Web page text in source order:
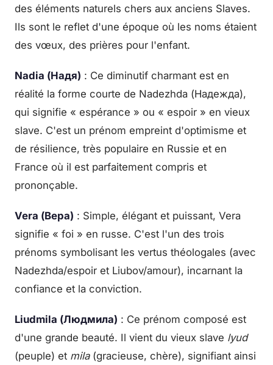
des éléments naturels chers aux anciens Slaves.
Ils sont le reflet d'une époque où les noms étaient
des vœux, des prières pour l'enfant.
Nadia (Надя) : Ce diminutif charmant est en
réalité la forme courte de Nadezhda (Надежда),
qui signifie « espérance » ou « espoir » en vieux
slave. C'est un prénom empreint d'optimisme et
de résilience, très populaire en Russie et en
France où il est parfaitement compris et
prononçable.
Vera (Вера) : Simple, élégant et puissant, Vera
signifie « foi » en russe. C'est l'un des trois
prénoms symbolisant les vertus théologales (avec
Nadezhda/espoir et Liubov/amour), incarnant la
confiance et la conviction.
Liudmila (Людмила) : Ce prénom composé est
d'une grande beauté. Il vient du vieux slave lyud
(peuple) et mila(gracieuse, chère), signifiant ainsi